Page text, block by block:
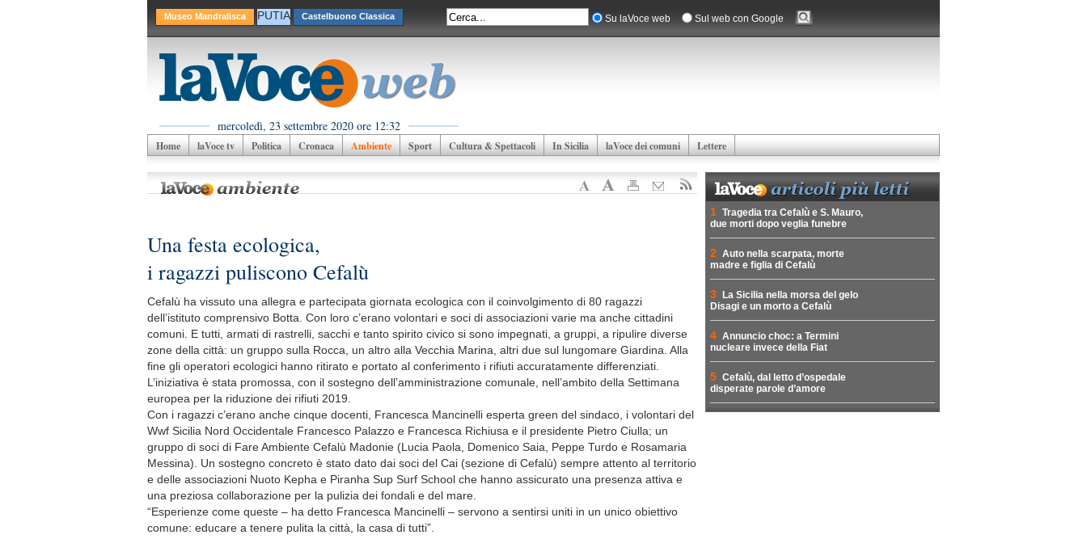
Museo Mandralisca PUTIA Castelbuono Classica Su laVoce web Sul web con Google
mercoledì, 23 settembre 2020 ore 12:32
Home laVoce tv Politica Cronaca Ambiente Sport Cultura & Spettacoli In Sicilia laVoce dei comuni Lettere
Una festa ecologica,
i ragazzi puliscono Cefalù
Cefalù ha vissuto una allegra e partecipata giornata ecologica con il coinvolgimento di 80 ragazzi
dell’istituto comprensivo Botta. Con loro c’erano volontari e soci di associazioni varie ma anche cittadini
comuni. E tutti, armati di rastrelli, sacchi e tanto spirito civico si sono impegnati, a gruppi, a ripulire diverse
zone della città: un gruppo sulla Rocca, un altro alla Vecchia Marina, altri due sul lungomare Giardina. Alla
fine gli operatori ecologici hanno ritirato e portato al conferimento i rifiuti accuratamente differenziati.
L’iniziativa è stata promossa, con il sostegno dell’amministrazione comunale, nell’ambito della Settimana
europea per la riduzione dei rifiuti 2019.
Con i ragazzi c’erano anche cinque docenti, Francesca Mancinelli esperta green del sindaco, i volontari del
Wwf Sicilia Nord Occidentale Francesco Palazzo e Francesca Richiusa e il presidente Pietro Ciulla; un
gruppo di soci di Fare Ambiente Cefalù Madonie (Lucia Paola, Domenico Saia, Peppe Turdo e Rosamaria
Messina). Un sostegno concreto è stato dato dai soci del Cai (sezione di Cefalù) sempre attento al territorio
e delle associazioni Nuoto Kepha e Piranha Sup Surf School che hanno assicurato una presenza attiva e
una preziosa collaborazione per la pulizia dei fondali e del mare.
“Esperienze come queste – ha detto Francesca Mancinelli – servono a sentirsi uniti in un unico obiettivo
comune: educare a tenere pulita la città, la casa di tutti”.
1 Tragedia tra Cefalù e S. Mauro,
due morti dopo veglia funebre
2 Auto nella scarpata, morte
madre e figlia di Cefalù
3
La Sicilia nella morsa del gelo
Disagi e un morto a Cefalù
4 Annuncio choc: a Termini
nucleare invece della Fiat
5 Cefalù, dal letto d’ospedale
disperate parole d’amore